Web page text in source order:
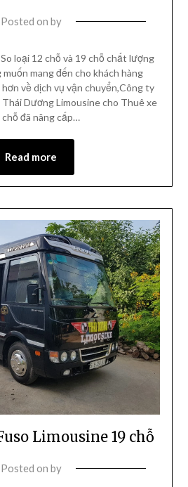
Posted on by
loại 12 chỗ và 19 chỗ chất lượng
mang đến cho khách hàng
về dịch vụ vận chuyển,Công ty
Dương Limousine cho Thuê xe
đã nâng cấp…
Read more
Limousine 19 chỗ
Posted on by